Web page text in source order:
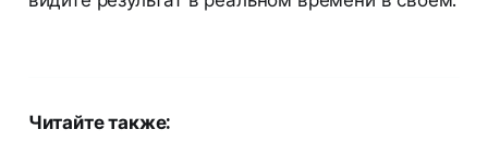
Читайте также: